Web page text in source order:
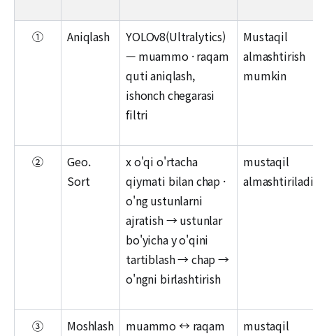
① Aniqlash
YOLOv8(Ultralytics)
— muammo · raqam
quti aniqlash,
ishonch chegarasi
filtri
Mustaqil
almashtirish
mumkin
②
Geo.
Sort
x o'qi o'rtacha
qiymati bilan chap ·
o'ng ustunlarni
ajratish → ustunlar
bo'yicha y o'qini
tartiblash → chap →
o'ngni birlashtirish
mustaqil
③ Moshlash
muammo ↔ raqam
mustaqil